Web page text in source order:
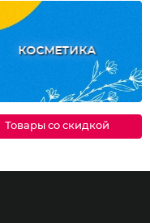
КОСМЕТИКА
Товары со скидкой